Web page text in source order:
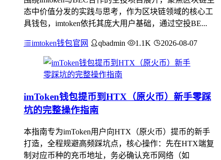
态中价值分发的实践与思考，作为区块链领域的核心工
具钱包，imtoken依托其庞大用户基础，通过空投BE...
imtoken钱包官网 qbadmin 1.1K 2026-08-07
imToken钱包提币到HTX（原火币）新手零踩
坑的完整操作指南
本指南专为imToken用户向HTX（原火币）提币的新手
打造，全程规避高频踩坑点，核心操作：先在HTX端复
制对应币种的充币地址，务必确认充币网络（如